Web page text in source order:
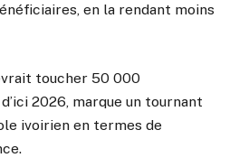
en la rendant moins
toucher 50 000
2026, marque un tournant
ivoirien en termes de